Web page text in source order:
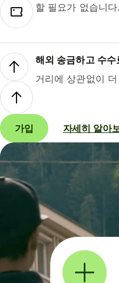
할 필요가 없습니다.
해외 송금하고 수
거리에 상관없이
가입 자세히 알아